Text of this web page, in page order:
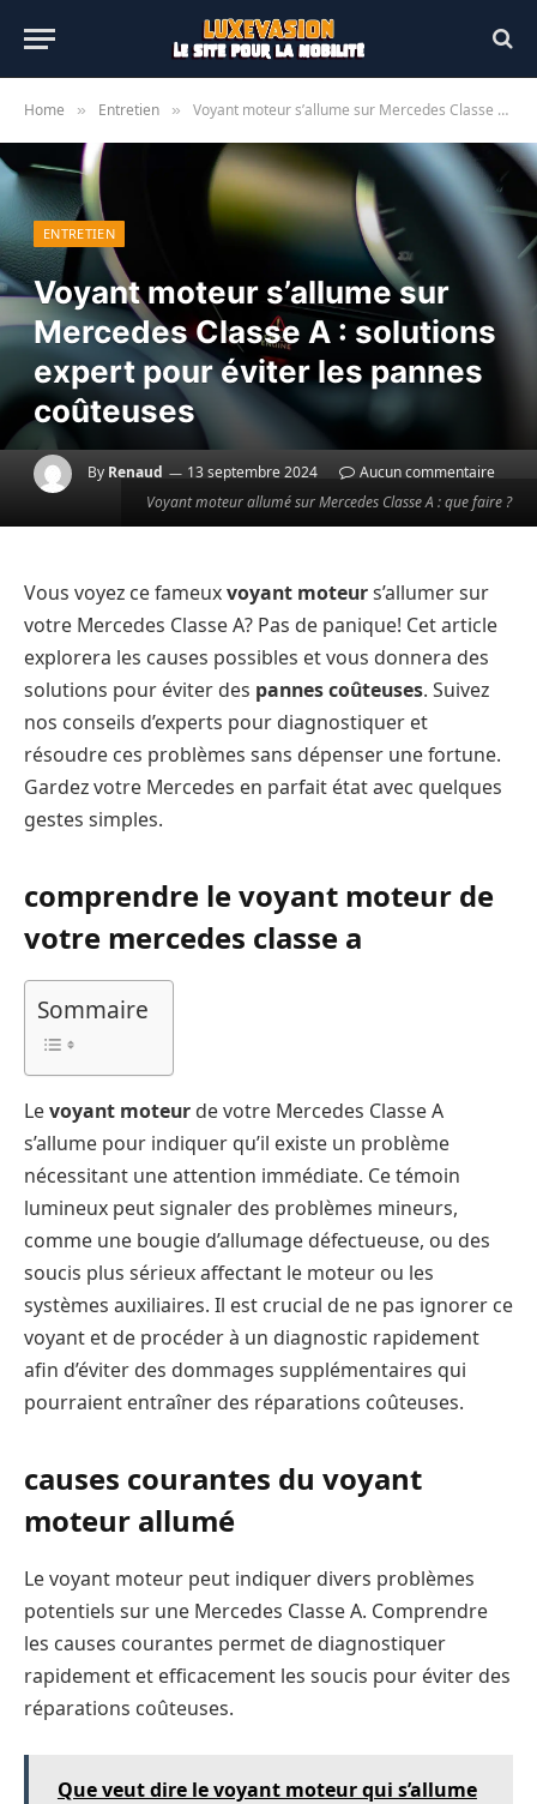
Home » Entretien » Voyant moteur s’allume sur Mercedes Classe A : solutions expert pour éviter les pannes coûteuses
Voyant moteur allumé sur Mercedes Classe A : que faire ?
ENTRETIEN
Voyant moteur s’allume sur
Mercedes Classe A : solutions
expert pour éviter les pannes
coûteuses
By Renaud 13 septembre 2024 Aucun commentaire
Vous voyez ce fameuxvoyant moteurs’allumer sur
votre Mercedes Classe A? Pas de panique! Cet article
explorera les causes possibles et vous donnera des
solutions pour éviter des pannes coûteuses. Suivez
nos conseils d’experts pour diagnostiquer et
résoudre ces problèmes sans dépenser une fortune.
Gardez votre Mercedes en parfait état avec quelques
gestes simples.
comprendre le voyant moteur de
votre mercedes classe a
Sommaire
Levoyant moteur de votre Mercedes Classe A
s’allume pour indiquer qu’il existe un problème
nécessitant une attention immédiate. Ce témoin
lumineux peut signaler des problèmes mineurs,
comme une bougie d’allumage défectueuse, ou des
soucis plus sérieux affectant le moteur ou les
systèmes auxiliaires. Il est crucial de ne pas ignorer ce
voyant et de procéder à un diagnostic rapidement
afin d’éviter des dommages supplémentaires qui
pourraient entraîner des réparations coûteuses.
causes courantes du voyant
moteur allumé
Le voyant moteur peut indiquer divers problèmes
potentiels sur une Mercedes Classe A. Comprendre
les causes courantes permet de diagnostiquer
rapidement et efficacement les soucis pour éviter des
réparations coûteuses.
Que veut dire le voyant moteur qui s’allume